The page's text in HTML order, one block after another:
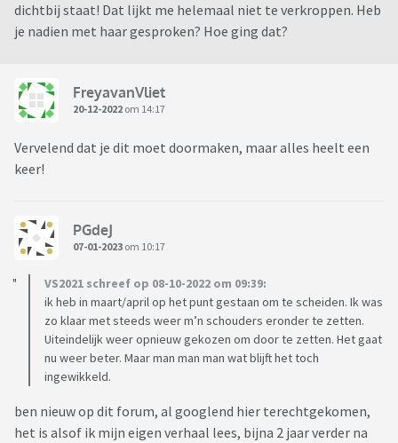
dichtbij staat! Dat lijkt me helemaal niet te verkroppen. Heb
je nadien met haar gesproken? Hoe ging dat?
FreyavanVliet
20-12-2022 om 14:17
Vervelend dat je dit moet doormaken, maar alles heelt een
keer!
PGdeJ
07-01-2023 om 10:17
VS2021 schreef op 08-10-2022 om 09:39:
ik heb in maart/april op het punt gestaan om te scheiden. Ik was
zo klaar met steeds weer m’n schouders eronder te zetten.
Uiteindelijk weer opnieuw gekozen om door te zetten. Het gaat
nu weer beter. Maar man man man wat blijft het toch
ingewikkeld.
ben nieuw op dit forum, al googlend hier terechtgekomen,
het is alsof ik mijn eigen verhaal lees, bijna 2 jaar verder na